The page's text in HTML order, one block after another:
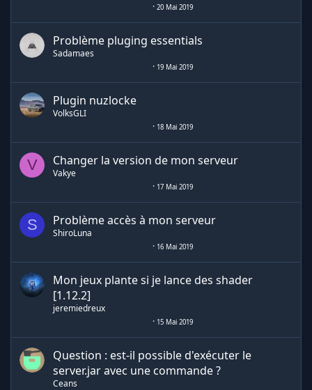
20 Mai 2019
Problème pluging essentials
Sadamaes
19 Mai 2019
Plugin nuzlocke
VolksGLI
18 Mai 2019
V Changer la version de mon serveur
Vakye
17 Mai 2019
S Problème accès à mon serveur
ShiroLuna
16 Mai 2019
Mon jeux plante si je lance des shader
[1.12.2]
jeremiedreux
15 Mai 2019
Question : est-il possible d'exécuter le
server.jar avec une commande ?
Ceans